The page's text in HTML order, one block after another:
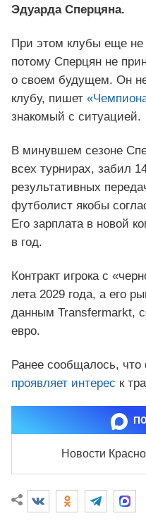
Эдуарда Сперцяна.
При этом клубы еще не
потому Сперцян не
о своем будущем. Он
клубу, пишет
знакомый с ситуацией.
В минувшем сезоне
всех турнирах, забил
результативных
футболист якобы
Его зарплата в новой
в год.
Контракт игрока с
лета 2029 года, а его
данным Transfermarkt,
евро.
Ранее сообщалось,
проявляет интерес к
Новости